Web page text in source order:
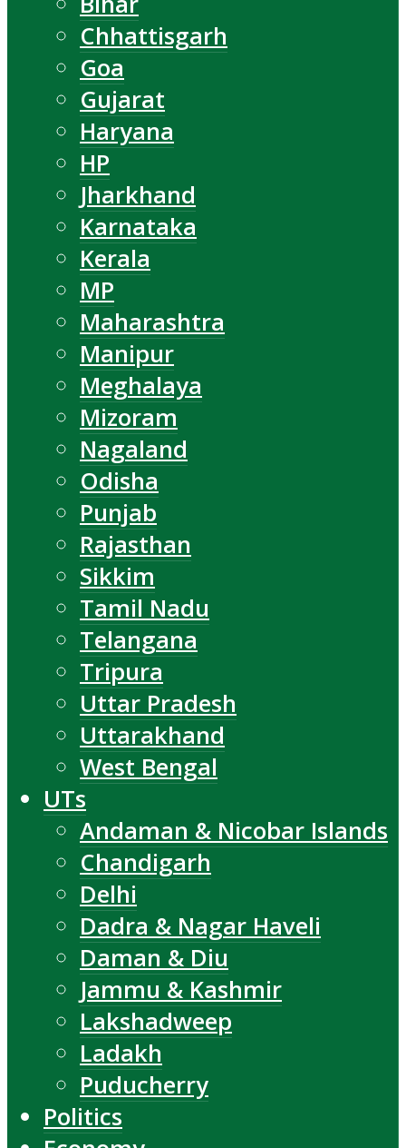
Chhattisgarh
Goa
Gujarat
Haryana
HP
Jharkhand
Karnataka
Kerala
MP
Maharashtra
Manipur
Meghalaya
Mizoram
Nagaland
Odisha
Punjab
Rajasthan
Sikkim
Tamil Nadu
Telangana
Tripura
Uttar Pradesh
Uttarakhand
West Bengal
UTs
Andaman & Nicobar Islands
Chandigarh
Delhi
Dadra & Nagar Haveli
Daman & Diu
Jammu & Kashmir
Lakshadweep
Ladakh
Puducherry
Politics